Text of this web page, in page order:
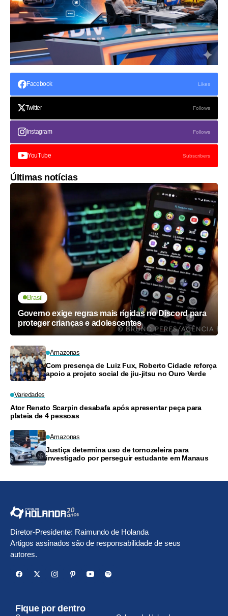
Facebook Likes
Twitter Follows
Instagram Follows
YouTube Subscribers
Últimas notícias
Brasil
Governo exige regras mais rígidas no Discord para
proteger crianças e adolescentes
Amazonas
Com presença de Luiz Fux, Roberto Cidade reforça
apoio a projeto social de jiu-jitsu no Ouro Verde
Variedades
Ator Renato Scarpin desabafa após apresentar peça para
plateia de 4 pessoas
Amazonas
Justiça determina uso de tornozeleira para
investigado por perseguir estudante em Manaus
Diretor-Presidente: Raimundo de Holanda
Artigos assinados são de responsabilidade de seus
autores.
Fique por dentro